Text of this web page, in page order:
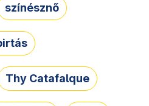
színésznő
Thy Catafalque